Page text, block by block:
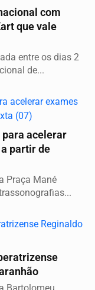
com
que vale
entre os dias 2
de...
para acelerar
partir de
Praça Mané